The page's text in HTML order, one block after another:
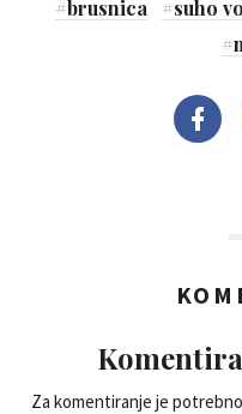
#brusnica #suho
#
Za komentiranje je